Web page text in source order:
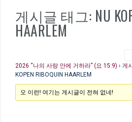
게시글 태그: NU
HAARLEM
2026 “나의 사랑 안에 거하라” (요 15:9) › 게
KOPEN RIBOQUIN HAARLEM
오 이런! 여기는 게시글이 전혀 없네!